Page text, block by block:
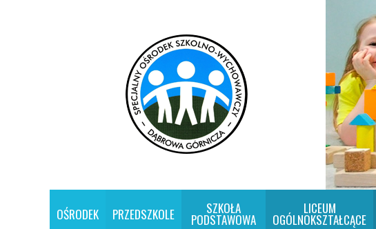
OŚRODEK PRZEDSZKOLE SZKOŁA
PODSTAWOWA
LICEUM
OGÓLNOKSZTAŁCĄCE